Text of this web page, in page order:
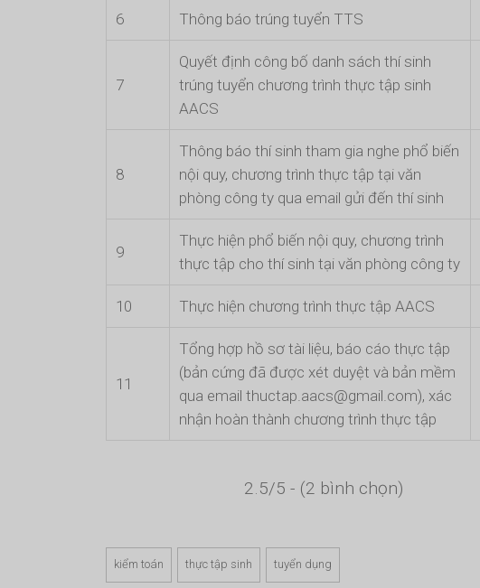
6 Thông báo trúng tuyển TTS
7
Quyết định công bố danh sách thí sinh
trúng tuyển chương trình thực tập sinh
AACS
8
Thông báo thí sinh tham gia nghe phổ biến
nội quy, chương trình thực tập tại văn
phòng công ty qua email gửi đến thí sinh
9
Thực hiện phổ biến nội quy, chương trình
thực tập cho thí sinh tại văn phòng công ty
10 Thực hiện chương trình thực tập AACS
11
Tổng hợp hồ sơ tài liệu, báo cáo thực tập
(bản cứng đã được xét duyệt và bản mềm
qua email thuctap.aacs@gmail.com), xác
nhận hoàn thành chương trình thực tập
2.5/5 - (2 bình chọn)
kiểm toán thực tập sinh tuyển dụng